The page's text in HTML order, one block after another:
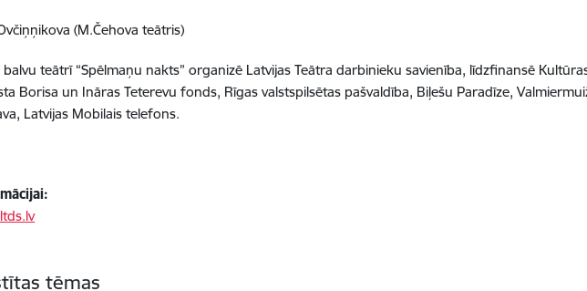
(M.Čehova teātris)
balvu teātrī “Spēlmaņu nakts” organizē Latvijas Teātra darbinieku savienība, līdzfinansē
Borisa un Ināras Teterevu fonds, Rīgas valstspilsētas pašvaldība, Biļešu Paradīze,
Latvijas Mobilais telefons.
tēmas